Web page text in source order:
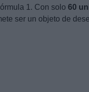
1. Con solo 60
ser un objeto de